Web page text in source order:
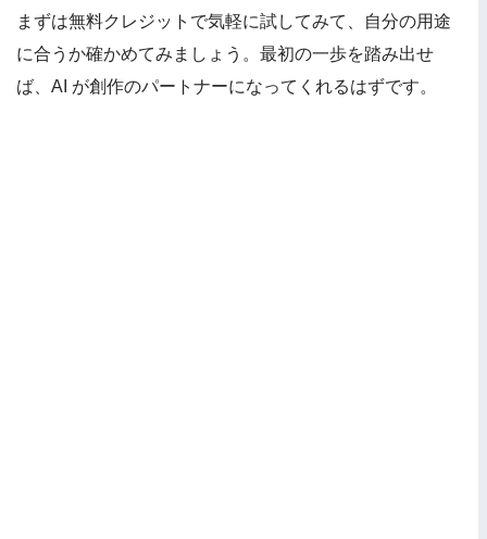
まずは無料クレジットで気軽に試してみて、自分の用途
に合うか確かめてみましょう。最初の一歩を踏み出せ
ば、AI が創作のパートナーになってくれるはずです。